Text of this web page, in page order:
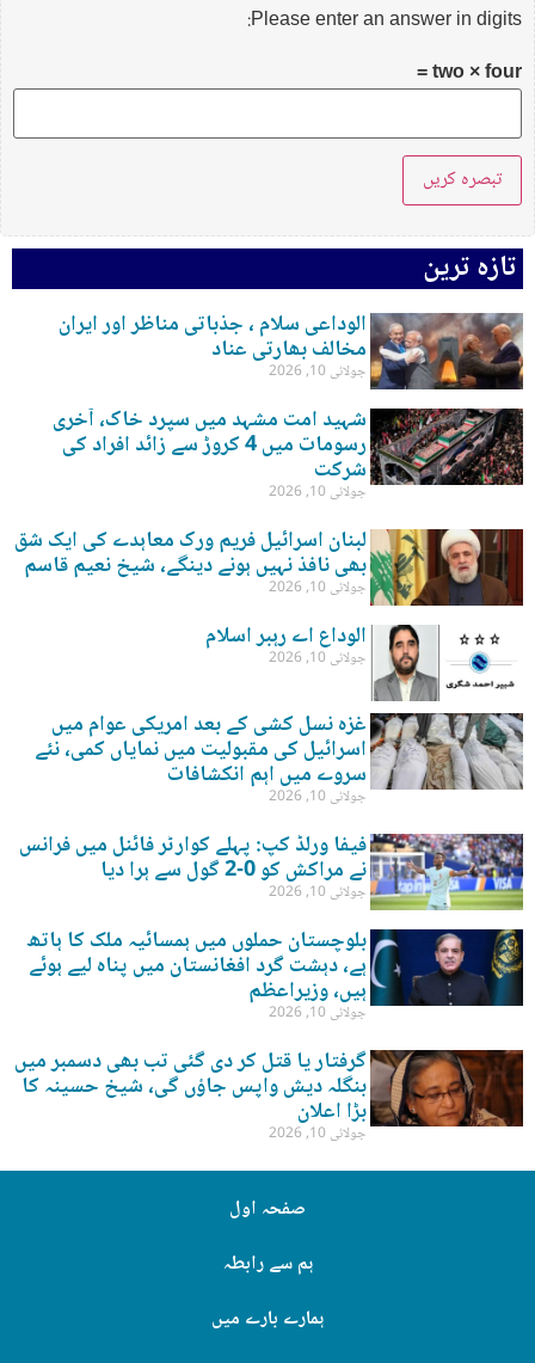
Please enter an answer in digits:
two × four =
تازہ ترین
الوداعی سلام ، جذباتی مناظر اور ایران
مخالف بھارتی عناد
جولائی 10, 2026
شہید امت مشہد میں سپرد خاک، آخری
رسومات میں 4 کروڑ سے زائد افراد کی
شرکت
جولائی 10, 2026
لبنان اسرائیل فریم ورک معاہدے کی ایک شق
بھی نافذ نہیں ہونے دینگے، شیخ نعیم قاسم
جولائی 10, 2026
الوداع اے رہبر اسلام
جولائی 10, 2026
غزہ نسل کشی کے بعد امریکی عوام میں
اسرائیل کی مقبولیت میں نمایاں کمی، نئے
سروے میں اہم انکشافات
جولائی 10, 2026
فیفا ورلڈ کپ: پہلے کوارٹر فائنل میں فرانس
نے مراکش کو 0-2 گول سے ہرا دیا
جولائی 10, 2026
بلوچستان حملوں میں ہمسائیہ ملک کا ہاتھ
ہے، دہشت گرد افغانستان میں پناہ لیے ہوئے
ہیں، وزیراعظم
جولائی 10, 2026
گرفتار یا قتل کر دی گئی تب بھی دسمبر میں
بنگلہ دیش واپس جاؤں گی، شیخ حسینہ کا
بڑا اعلان
جولائی 10, 2026
صفحہ اول
ہم سے رابطہ
ہمارے بارے میں